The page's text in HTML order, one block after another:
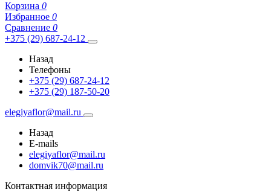
Корзина 0
Избранное 0
Сравнение 0
+375 (29) 687-24-12
Назад
Телефоны
+375 (29) 687-24-12
+375 (29) 187-50-20
elegiyaflor@mail.ru
Назад
E-mails
elegiyaflor@mail.ru
domvik70@mail.ru
Контактная информация